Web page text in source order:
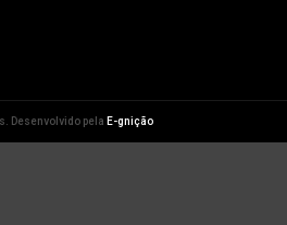
Desenvolvido pela E-gnição